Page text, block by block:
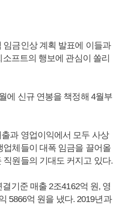
임금인상 계획 발표에 이들과
소프트의 행보에 관심이 쏠리
에 신규 연봉을 책정해 4월부
과 영업이익에서 모두 사상
업체들이 대폭 임금을 끌어올
직원들의 기대도 커지고 있다.
기준 매출 2조4162억 원, 영
5866억 원을 냈다. 2019년과